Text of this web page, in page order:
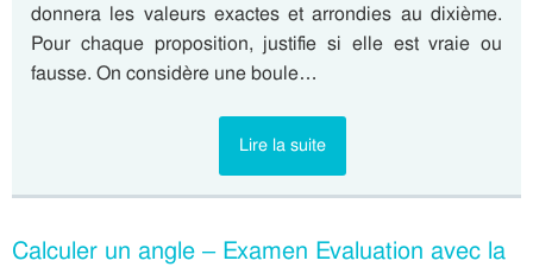
donnera les valeurs exactes et arrondies au dixième.
Pour chaque proposition, justifie si elle est vraie ou
fausse. On considère une boule…
Lire la suite
Calculer un angle – Examen Evaluation avec la